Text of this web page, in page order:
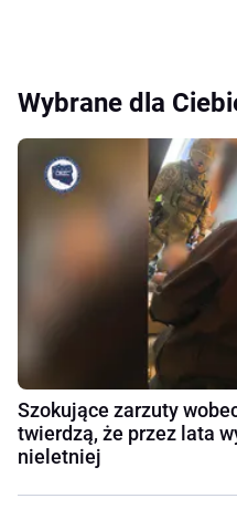
Wybrane dla
Szokujące zarzuty
twierdzą, że przez lata
nieletniej